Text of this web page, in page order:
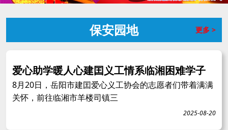
保安园地 更多 >
爱心助学暖人心建囯义工情系临湘困难学子
8月20日，岳阳市建囯爱心义工协会的志愿者们带着满满
关怀，前往临湘市羊楼司镇三
2025-08-20